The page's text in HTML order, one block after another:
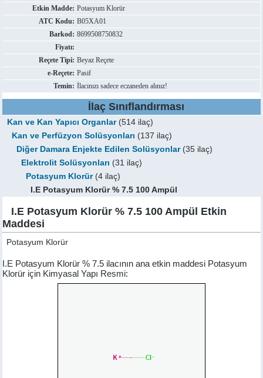
Etkin Madde: Potasyum Klorür
ATC Kodu: B05XA01
Barkod: 8699508750832
Fiyatı:
Reçete Tipi: Beyaz Reçete
e-Reçete: Pasif
Temin: İlacınızı sadece eczaneden alınız!
İlaç Sınıflandırması
Kan ve Kan Yapıcı Organlar(514 ilaç)
Kan ve Perfüzyon Solüsyonları (137 ilaç)
Diğer Damara Enjekte Edilen Solüsyonlar(35 ilaç)
Elektrolit Solüsyonları (31 ilaç)
Potasyum Klorür(4 ilaç)
I.E Potasyum Klorür % 7.5 100 Ampül
I.E Potasyum Klorür % 7.5 100 Ampül Etkin
Maddesi
Potasyum Klorür
I.E Potasyum Klorür % 7.5 ilacının ana etkin maddesi Potasyum
Klorür için Kimyasal Yapı Resmi: